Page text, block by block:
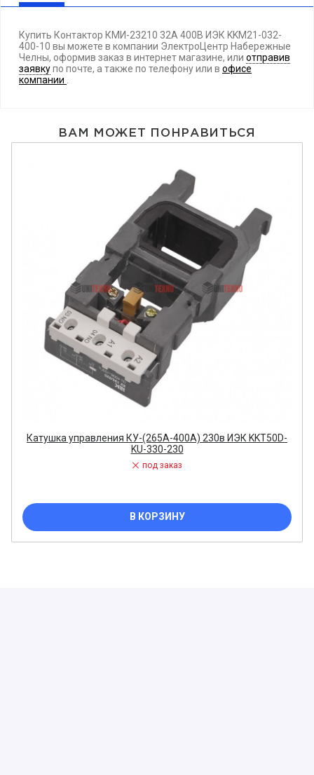
Купить Контактор КМИ-23210 32А 400В ИЭК KKM21-032-
400-10 вы можете в компании ЭлектроЦентр Набережные
Челны, оформив заказ в интернет магазине, или отправив
заявкупо почте, а также по телефонуили в офисе
компании
ВАМ МОЖЕТ ПОНРАВИТЬСЯ
Катушка управления КУ-(265А-400А) 230в ИЭК KKT50D-
KU-330-230
под заказ
В КОРЗИНУ